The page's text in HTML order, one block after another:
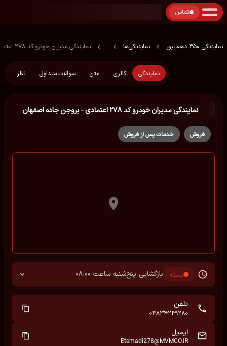
تماس
نمایندگی 350 دهقانپور نمایندگی‌ها نمایندگی مدیران خودرو کد ۲۷۸ اعتمادی - بروجن جاده اصفهان
نمایندگی گالری متن سوالات متداول نظر
نمایندگی مدیران خودرو کد ۲۷۸ اعتمادی - بروجن جاده اصفهان
فروش خدمات پس از فروش
بسته بازگشایی پنج‌شنبه ساعت 08:00
تلفن
03834239280
ایمیل
Etemadi278@MVMCO.IR